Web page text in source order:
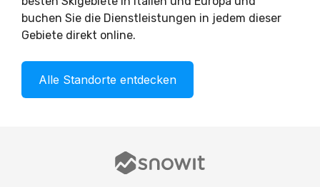
buchen Sie die Dienstleistungen in jedem dieser
Gebiete direkt online.
Alle Standorte entdecken